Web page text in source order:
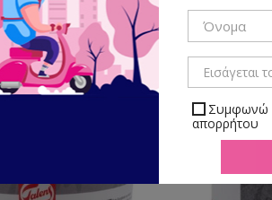
Λίστα Υπάρχουν 32
Συμφωνώ
απορρήτου